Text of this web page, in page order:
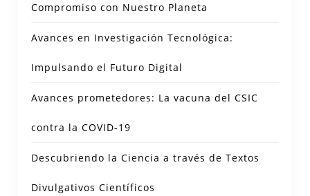
Compromiso con Nuestro Planeta
Avances en Investigación Tecnológica:
Impulsando el Futuro Digital
Avances prometedores: La vacuna del CSIC
contra la COVID-19
Descubriendo la Ciencia a través de Textos
Divulgativos Científicos